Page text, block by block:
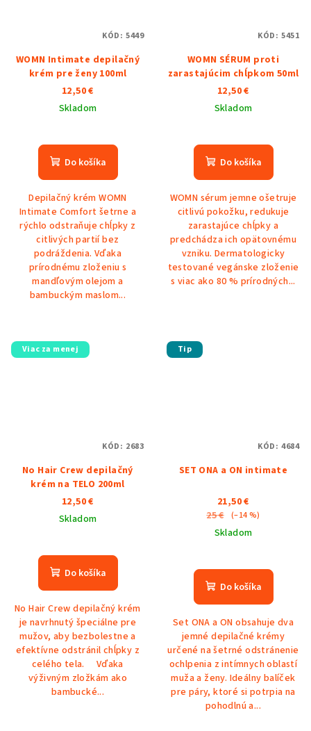
WOMN Intimate depilačný
krém pre ženy 100ml
12,50 €
Skladom
hodnotenie
produktu
z
5
hviezdičiek.
Do košíka
Depilačný krém WOMN
Intimate Comfort šetrne a
rýchlo odstraňuje chĺpky z
citlivých partií bez
podráždenia. Vďaka
prírodnému zloženiu s
mandľovým olejom a
bambuckým maslom...
KÓD: 5449
WOMN SÉRUM proti
zarastajúcim chĺpkom 50ml
12,50 €
Skladom
hodnotenie
produktu
z
5
hviezdičiek.
Do košíka
WOMN sérum jemne ošetruje
citlivú pokožku, redukuje
zarastajúce chĺpky a
predchádza ich opätovnému
vzniku. Dermatologicky
testované vegánske zloženie
s viac ako 80 % prírodných...
KÓD: 5451
Viac za menej
No Hair Crew depilačný
krém na TELO 200ml
12,50 €
Skladom
hodnotenie
produktu
z
5
hviezdičiek.
Do košíka
No Hair Crew depilačný krém
je navrhnutý špeciálne pre
mužov, aby bezbolestne a
efektívne odstránil chĺpky z
celého tela. Vďaka
výživným zložkám ako
bambucké...
KÓD: 2683
Tip
SET ONA a ON intimate
21,50 €
25 € (–14 %)
Skladom
hodnotenie
produktu
z
5
hviezdičiek.
Do košíka
Set ONA a ON obsahuje dva
jemné depilačné krémy
určené na šetrné odstránenie
ochlpenia z intímnych oblastí
muža a ženy. Ideálny balíček
pre páry, ktoré si potrpia na
pohodlnú a...
KÓD: 4684